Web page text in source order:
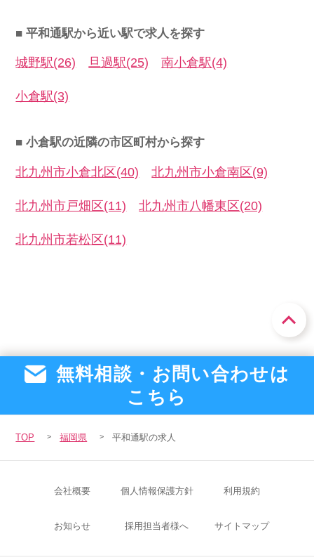
■ 平和通駅から近い駅で求人を探す
城野駅(26) 旦過駅(25) 南小倉駅(4)
小倉駅(3)
■ 小倉駅の近隣の市区町村から探す
北九州市小倉北区(40) 北九州市小倉南区(9)
北九州市戸畑区(11) 北九州市八幡東区(20)
北九州市若松区(11)
無料相談・お問い合わせは
こちら
TOP 福岡県 平和通駅の求人
会社概要 個人情報保護方針 利用規約
お知らせ 採用担当者様へ サイトマップ